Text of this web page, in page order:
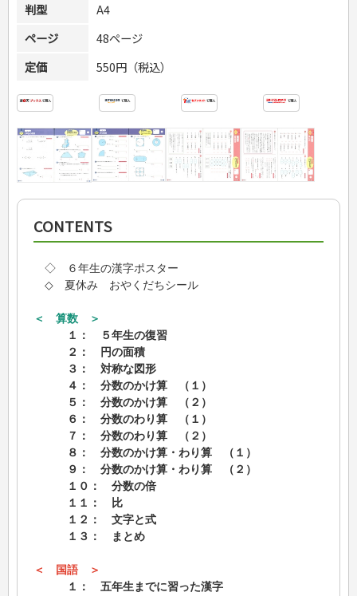
判型
A4
ページ
48ページ
定価
550円（税込）
CONTENTS
◇ ６年生の漢字ポスター
◇ 夏休み おやくだちシール
＜ 算数 ＞
１： ５年生の復習
２： 円の面積
３： 対称な図形
４： 分数のかけ算 （１）
５： 分数のかけ算 （２）
６： 分数のわり算 （１）
７： 分数のわり算 （２）
８： 分数のかけ算・わり算 （１）
９： 分数のかけ算・わり算 （２）
１０： 分数の倍
１１： 比
１２： 文字と式
１３： まとめ
＜ 国語 ＞
１： 五年生までに習った漢字